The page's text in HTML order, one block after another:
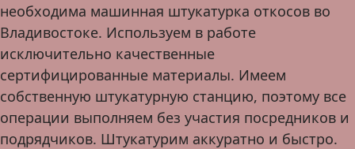
необходима машинная штукатурка откосов во
Владивостоке. Используем в работе
исключительно качественные
сертифицированные материалы. Имеем
собственную штукатурную станцию, поэтому все
операции выполняем без участия посредников и
подрядчиков. Штукатурим аккуратно и быстро.